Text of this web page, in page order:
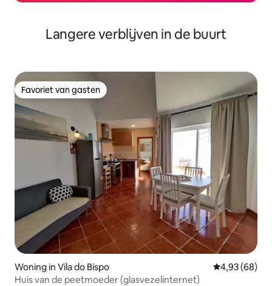
Langere verblijven in de buurt
Favoriet van gasten
Favoriet van gasten
Woning in Vila do Bispo Gemiddelde
4,93 (68)
Huis van de peetmoeder (glasvezelinternet)